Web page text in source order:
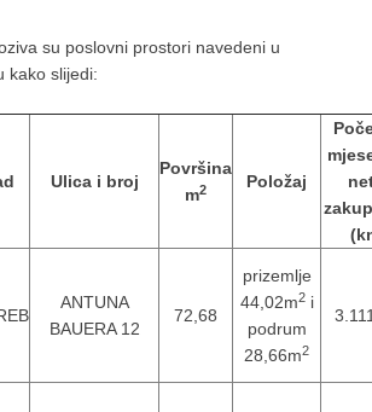
su poslovni prostori navedeni u
kako slijedi:
Ulica i broj
Površina
m2 Položaj
ANTUNA
BAUERA 12
72,68
prizemlje
44,02m2i
podrum
28,66m2